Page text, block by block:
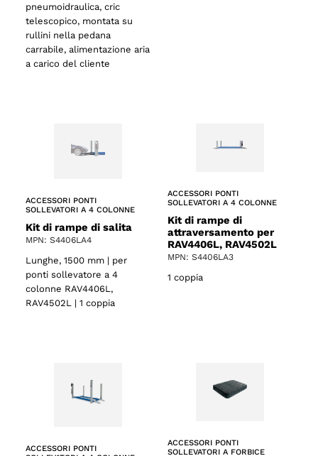
pneumoidraulica, cric
telescopico, montata su
rullini nella pedana
carrabile, alimentazione aria
a carico del cliente
ACCESSORI PONTI
SOLLEVATORI A 4 COLONNE
Kit di rampe di salita
MPN: S4406LA4
Lunghe, 1500 mm | per
ponti sollevatore a 4
colonne RAV4406L,
RAV4502L | 1 coppia
ACCESSORI PONTI
SOLLEVATORI A 4 COLONNE
Kit di rampe di
attraversamento per
RAV4406L, RAV4502L
MPN: S4406LA3
1 coppia
ACCESSORI PONTI
ACCESSORI PONTI
SOLLEVATORI A FORBICE